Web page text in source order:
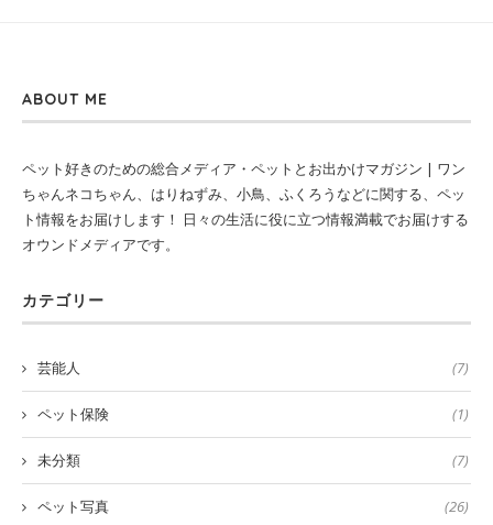
ABOUT ME
ペット好きのための総合メディア・ペットとお出かけマガジン | ワン
ちゃんネコちゃん、はりねずみ、小鳥、ふくろうなどに関する、ペッ
ト情報をお届けします！ 日々の生活に役に立つ情報満載でお届けする
オウンドメディアです。
カテゴリー
芸能人 (7)
ペット保険 (1)
未分類 (7)
ペット写真 (26)